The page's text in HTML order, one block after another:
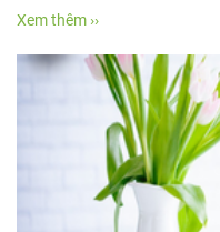
Xem thêm ››